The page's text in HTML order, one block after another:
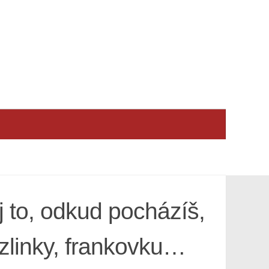
to, odkud pocházíš,
frankovku…